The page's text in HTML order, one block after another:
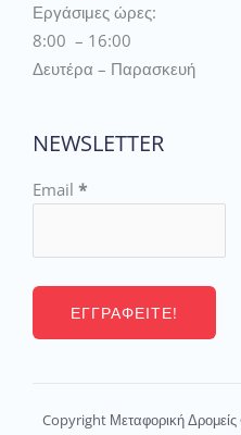
Εργάσιμες ώρες:
8:00 – 16:00
Δευτέρα – Παρασκευή
NEWSLETTER
Email *
Copyright Μεταφορική